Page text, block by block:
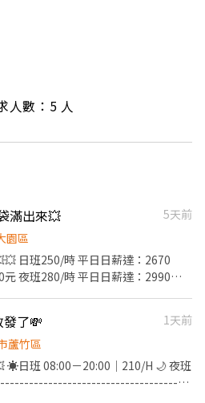
人數：5 人
滿出來💥
5天前
園區
日班250/時 平日日薪達：2670
夜班280/時 平日日薪達：2990
08:00 ---------------------------------
權西路捷運站 ▪️提供日領、週領 ▪️
手 ▪️免費供餐、免無塵服 ▪️書審報名
工宿舍免押金免水電 -----------------
德 #大南 #日領現金 #立即上工 📲
發了💸
1天前
蘆竹區